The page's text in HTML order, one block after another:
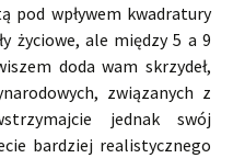
pod wpływem kwadratury
życiowe, ale między 5 a 9
doda wam skrzydeł,
związanych z
jednak swój
bardziej realistycznego